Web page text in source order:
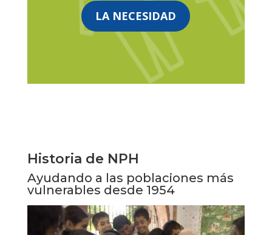
LA NECESIDAD
Historia de NPH
Ayudando a las poblaciones más
vulnerables desde 1954